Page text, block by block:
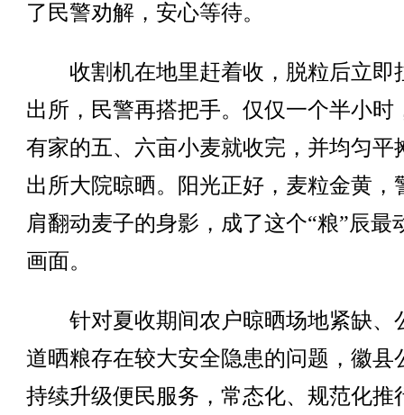
了民警劝解，安心等待。
收割机在地里赶着收，脱粒后立即
出所，民警再搭把手。仅仅一个半小时
有家的五、六亩小麦就收完，并均匀平
出所大院晾晒。阳光正好，麦粒金黄，
肩翻动麦子的身影，成了这个“粮”辰最
画面。
针对夏收期间农户晾晒场地紧缺、
道晒粮存在较大安全隐患的问题，徽县
持续升级便民服务，常态化、规范化推